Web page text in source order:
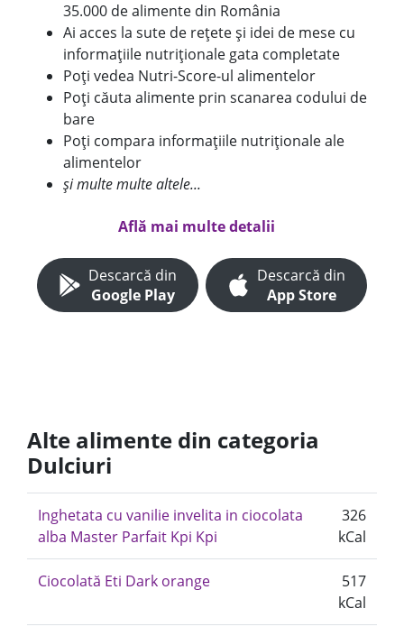
35.000 de alimente din România
Ai acces la sute de rețete și idei de mese cu
informațiile nutriționale gata completate
Poți vedea Nutri-Score-ul alimentelor
Poți căuta alimente prin scanarea codului de
bare
Poți compara informațiile nutriționale ale
alimentelor
și multe multe altele...
Află mai multe detalii
Descarcă din
Google Play
Descarcă din
App Store
Alte alimente din categoria
Dulciuri
Inghetata cu vanilie invelita in ciocolata
alba Master Parfait Kpi Kpi
326
kCal
Ciocolată Eti Dark orange
517
kCal